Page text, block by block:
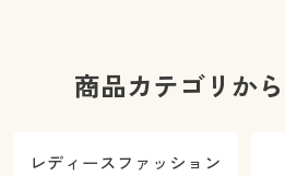
商品カテゴリか
レディースファッション